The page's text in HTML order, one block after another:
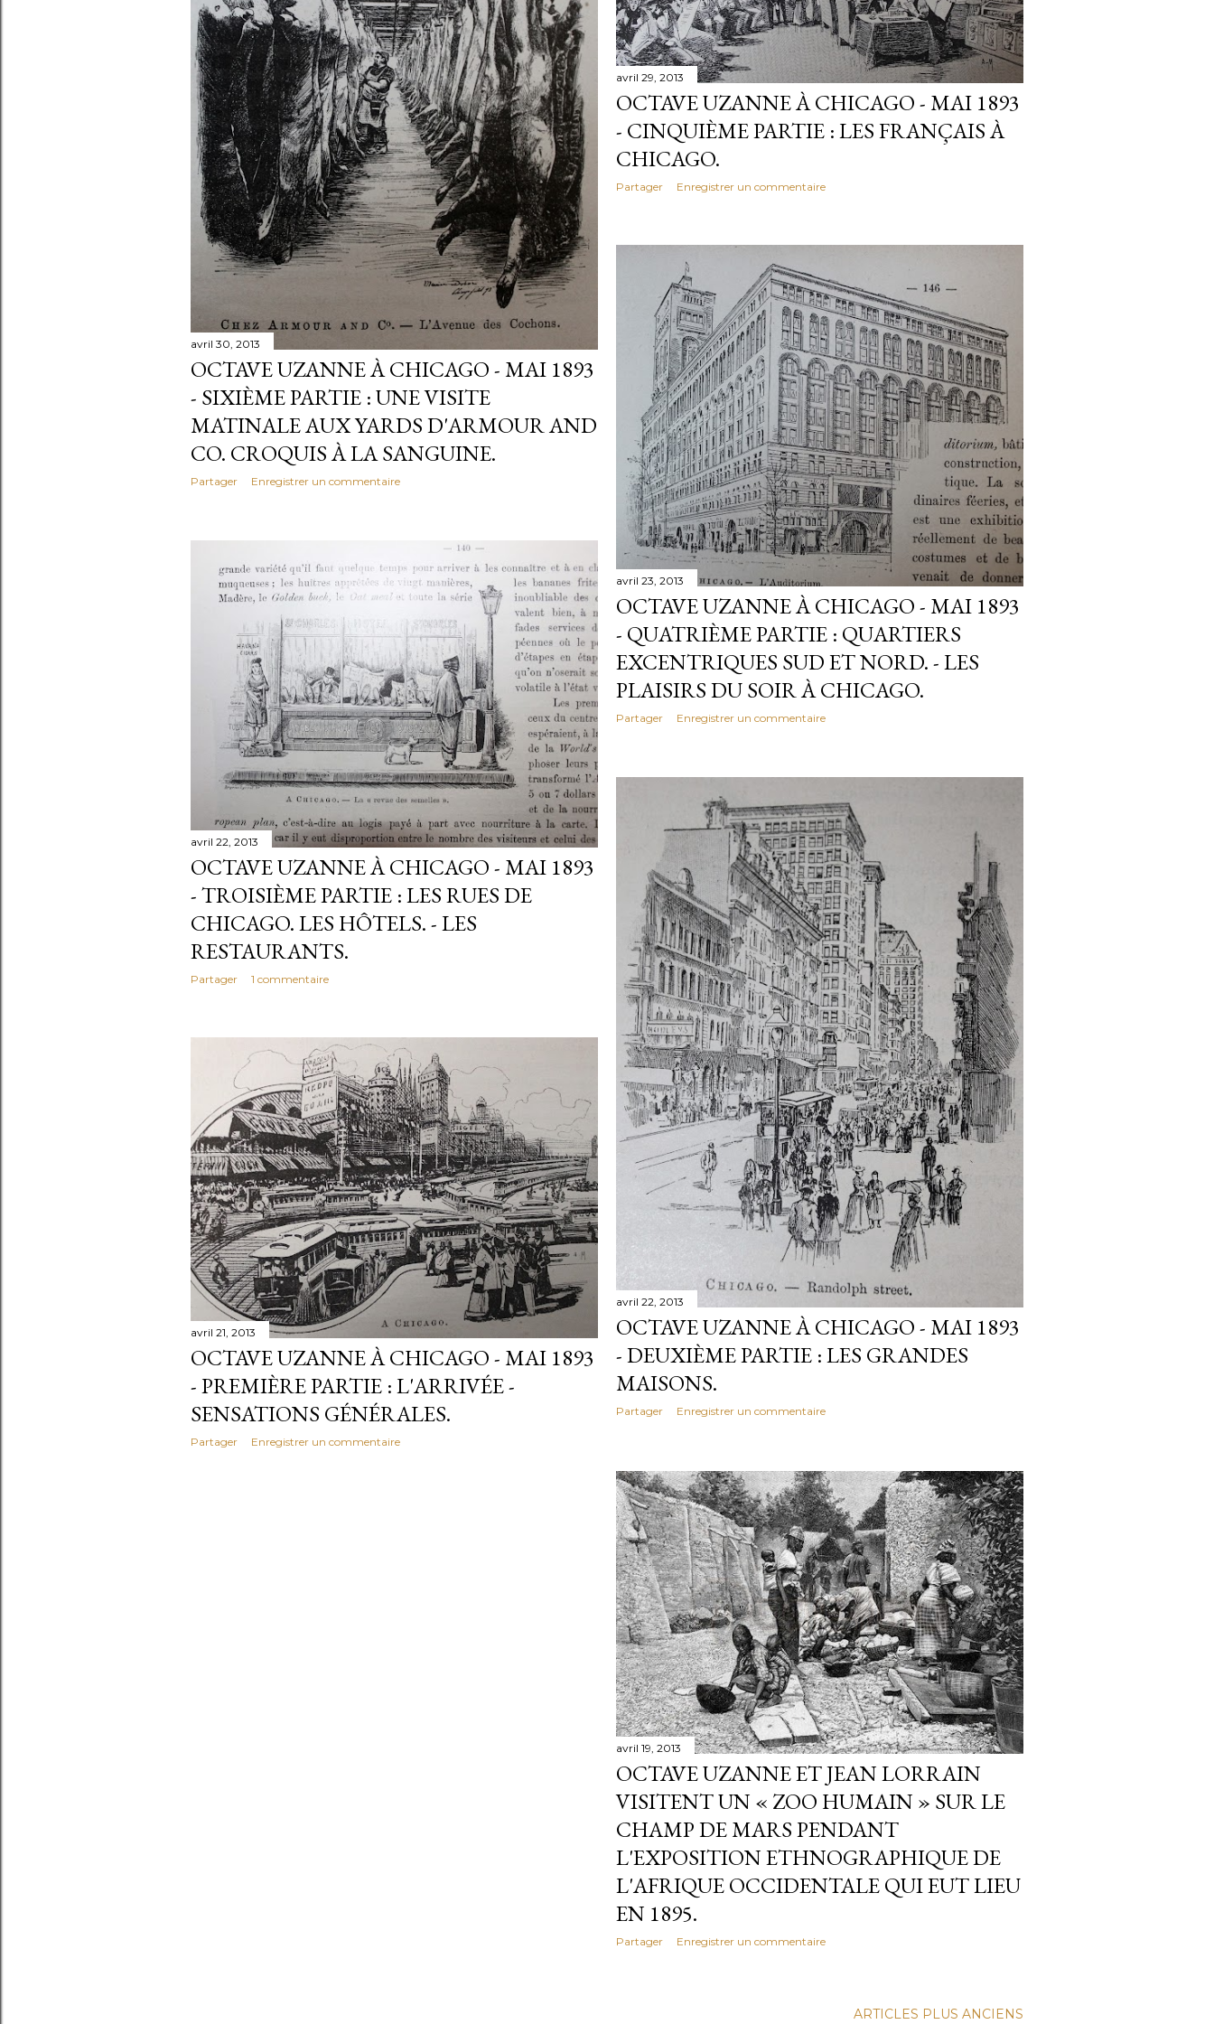
e
s
avril 30, 2013
OCTAVE UZANNE À CHICAGO - MAI 1893
- SIXIÈME PARTIE : UNE VISITE
MATINALE AUX YARDS D'ARMOUR AND
CO. CROQUIS À LA SANGUINE.
Partager Enregistrer un commentaire
avril 29, 2013
OCTAVE UZANNE À CHICAGO - MAI 1893
- CINQUIÈME PARTIE : LES FRANÇAIS À
CHICAGO.
Partager Enregistrer un commentaire
avril 23, 2013
OCTAVE UZANNE À CHICAGO - MAI 1893
- QUATRIÈME PARTIE : QUARTIERS
EXCENTRIQUES SUD ET NORD. - LES
PLAISIRS DU SOIR À CHICAGO.
Partager Enregistrer un commentaire
avril 22, 2013
OCTAVE UZANNE À CHICAGO - MAI 1893
- TROISIÈME PARTIE : LES RUES DE
CHICAGO. LES HÔTELS. - LES
RESTAURANTS.
Partager 1 commentaire
avril 22, 2013
OCTAVE UZANNE À CHICAGO - MAI 1893
- DEUXIÈME PARTIE : LES GRANDES
MAISONS.
Partager Enregistrer un commentaire
avril 21, 2013
OCTAVE UZANNE À CHICAGO - MAI 1893
- PREMIÈRE PARTIE : L'ARRIVÉE -
SENSATIONS GÉNÉRALES.
Partager Enregistrer un commentaire
avril 19, 2013
OCTAVE UZANNE ET JEAN LORRAIN
VISITENT UN « ZOO HUMAIN » SUR LE
CHAMP DE MARS PENDANT
L'EXPOSITION ETHNOGRAPHIQUE DE
L'AFRIQUE OCCIDENTALE QUI EUT LIEU
EN 1895.
Partager Enregistrer un commentaire
ARTICLES PLUS ANCIENS